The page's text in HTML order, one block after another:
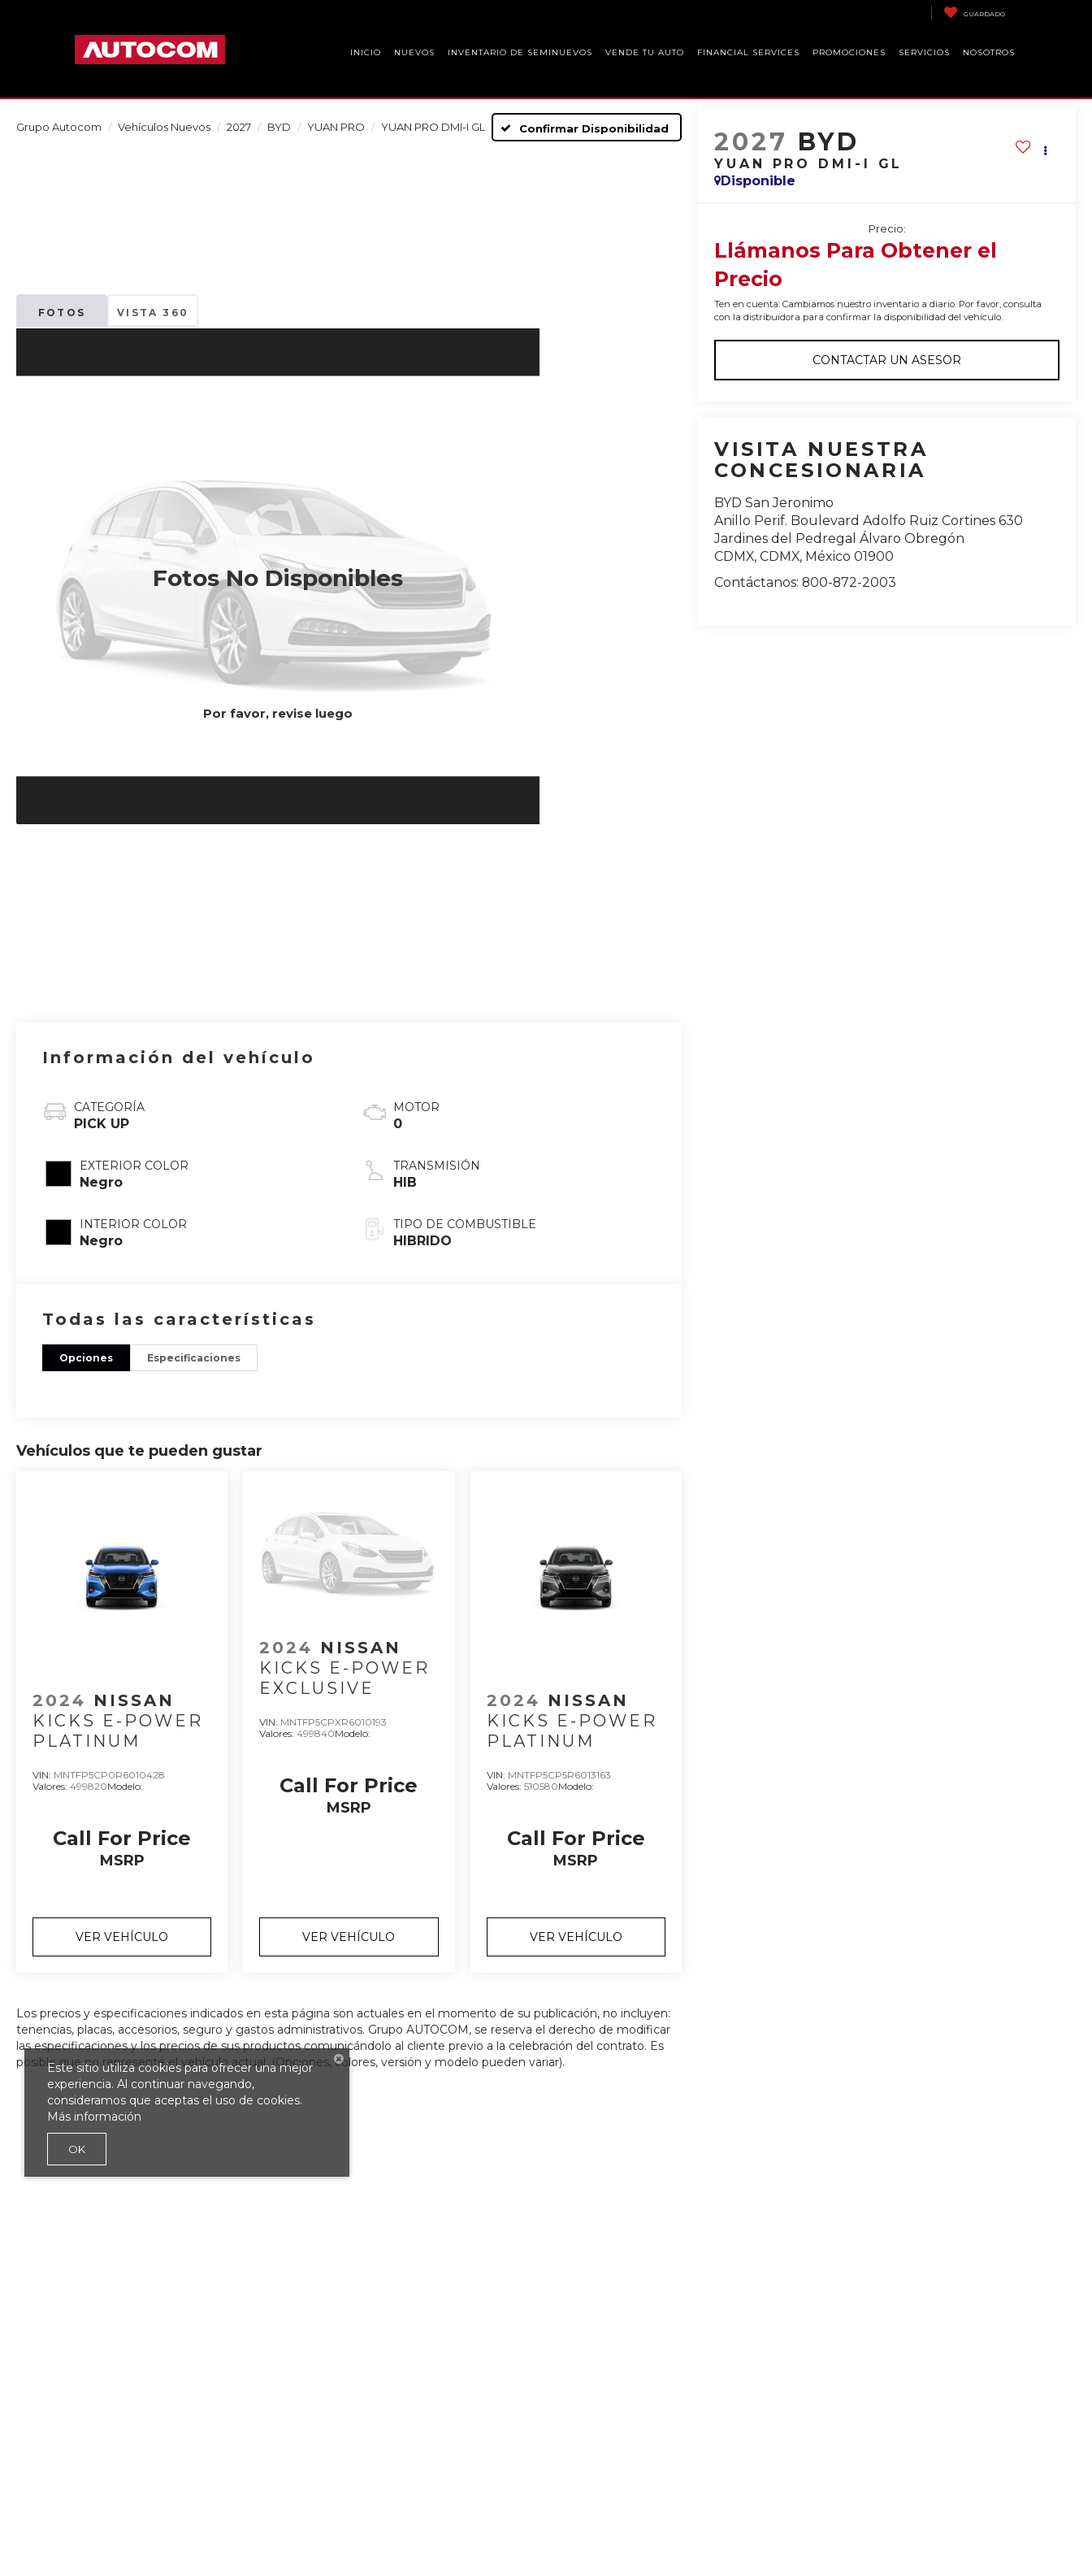
GUARDADO
INICIO NUEVOS INVENTARIO DE SEMINUEVOS VENDE TU AUTO FINANCIAL SERVICES PROMOCIONES SERVICIOS NOSOTROS
Grupo Autocom Vehículos Nuevos 2027 BYD YUAN PRO YUAN PRO DMI-I GL Confirmar Disponibilidad
FOTOS VISTA 360
Fotos No Disponibles
Por favor, revise luego
2027 BYD
YUAN PRO DMI-I GL
Disponible
Precio:
Llámanos Para Obtener el
Precio
Ten en cuenta: Cambiamos nuestro inventario a diario. Por favor, consulta
con la distribuidora para confirmar la disponibilidad del vehículo.
CONTACTAR UN ASESOR
VISITA NUESTRA
CONCESIONARIA
BYD San Jeronimo
Anillo Perif. Boulevard Adolfo Ruiz Cortines 630
Jardines del Pedregal Álvaro Obregón
CDMX,CDMX, México 01900
Contáctanos:800-872-2003
Información del vehículo
CATEGORÍA
PICK UP
EXTERIOR COLOR
Negro
INTERIOR COLOR
Negro
MOTOR
0
TRANSMISIÓN
HIB
TIPO DE COMBUSTIBLE
HIBRIDO
Todas las características
Opciones Especificaciones
Vehículos que te pueden gustar
2024 NISSAN
KICKS E-POWER
PLATINUM
VIN: MNTFP5CP0R6010428
Valores: 499820Modelo:
Call For Price
MSRP
VER VEHÍCULO
2024 NISSAN
KICKS E-POWER
EXCLUSIVE
VIN: MNTFP5CPXR6010193
Valores:499840Modelo:
Call For Price
MSRP
VER VEHÍCULO
2024 NISSAN
KICKS E-POWER
PLATINUM
VIN: MNTFP5CP5R6013163
Valores: 510580Modelo:
Call For Price
MSRP
VER VEHÍCULO
Los precios y especificaciones indicados en esta página son actuales en el momento de su publicación, no incluyen:
tenencias, placas, accesorios, seguro y gastos administrativos. Grupo AUTOCOM, se reserva el derecho de modificar
las especificaciones y los precios de sus productos comunicándolo al cliente previo a la celebración del contrato. Es
posible que no represente el vehículo actual. (Opciones, colores, versión y modelo pueden variar).
Este sitio utiliza cookies para ofrecer una mejor
experiencia. Al continuar navegando,
consideramos que aceptas el uso de cookies.
Más información
OK